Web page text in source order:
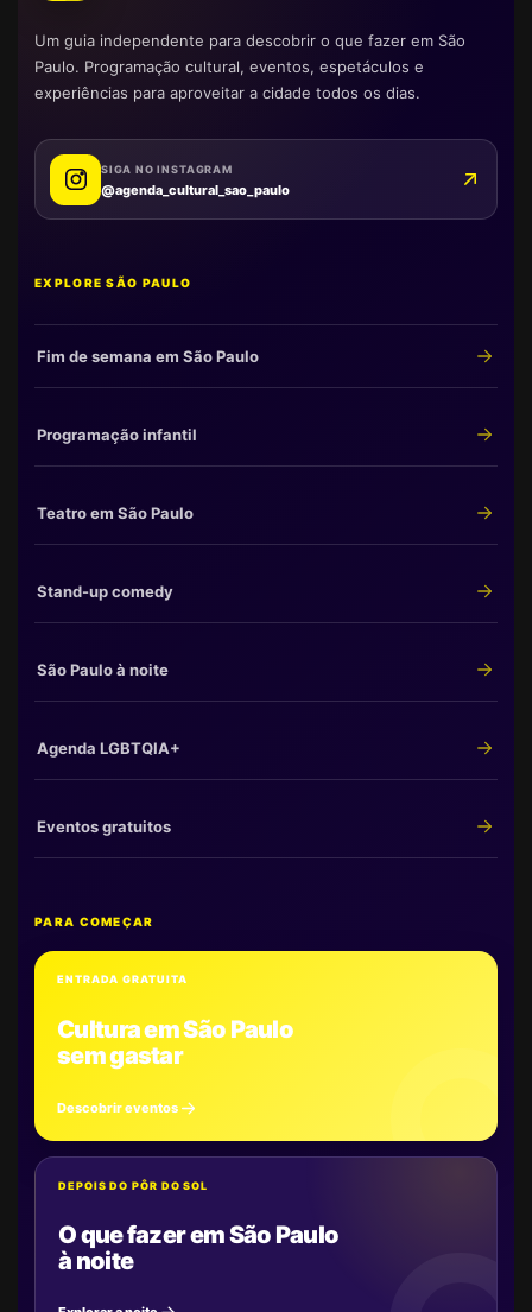
Um guia independente para descobrir o que fazer em São
Paulo. Programação cultural, eventos, espetáculos e
experiências para aproveitar a cidade todos os dias.
SIGA NO INSTAGRAM
@agenda_cultural_sao_paulo
EXPLORE SÃO PAULO
Fim de semana em São Paulo
Programação infantil
Teatro em São Paulo
Stand-up comedy
São Paulo à noite
Agenda LGBTQIA+
Eventos gratuitos
PARA COMEÇAR
ENTRADA GRATUITA
Cultura em São Paulo
sem gastar
Descobrir eventos
DEPOIS DO PÔR DO SOL
O que fazer em São Paulo
à noite